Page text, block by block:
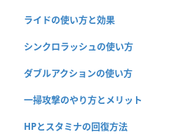
ライドの使い方と効果
シンクロラッシュの使い方
ダブルアクションの使い方
一掃攻撃のやり方とメリット
HPとスタミナの回復方法